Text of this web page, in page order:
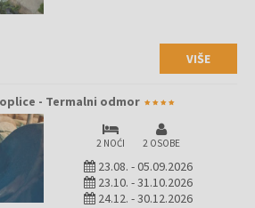
VIŠE
- Termalni odmor
2 NOĆI 2 OSOBE
23.08. -05.09.2026
23.10. -31.10.2026
24.12. -30.12.2026